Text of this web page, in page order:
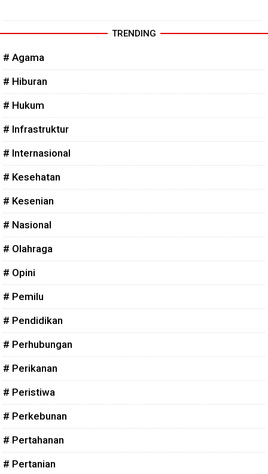
TRENDING
# Agama
# Hiburan
# Hukum
# Infrastruktur
# Internasional
# Kesehatan
# Kesenian
# Nasional
# Olahraga
# Opini
# Pemilu
# Pendidikan
# Perhubungan
# Perikanan
# Peristiwa
# Perkebunan
# Pertahanan
# Pertanian